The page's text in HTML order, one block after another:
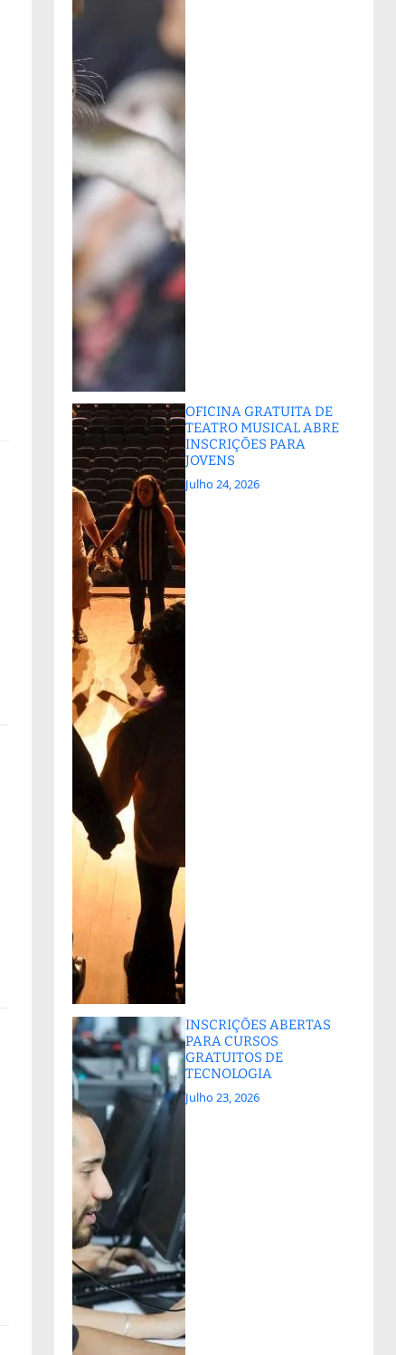
OFICINA GRATUITA DE
TEATRO MUSICAL ABRE
INSCRIÇÕES PARA
JOVENS
Julho 24, 2026
INSCRIÇÕES ABERTAS
PARA CURSOS
GRATUITOS DE
TECNOLOGIA
Julho 23, 2026